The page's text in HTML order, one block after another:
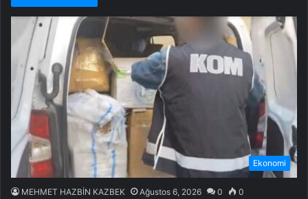
Ekonomi
MEHMET HAZBİN KAZBEK Ağustos 6, 2026 0 0